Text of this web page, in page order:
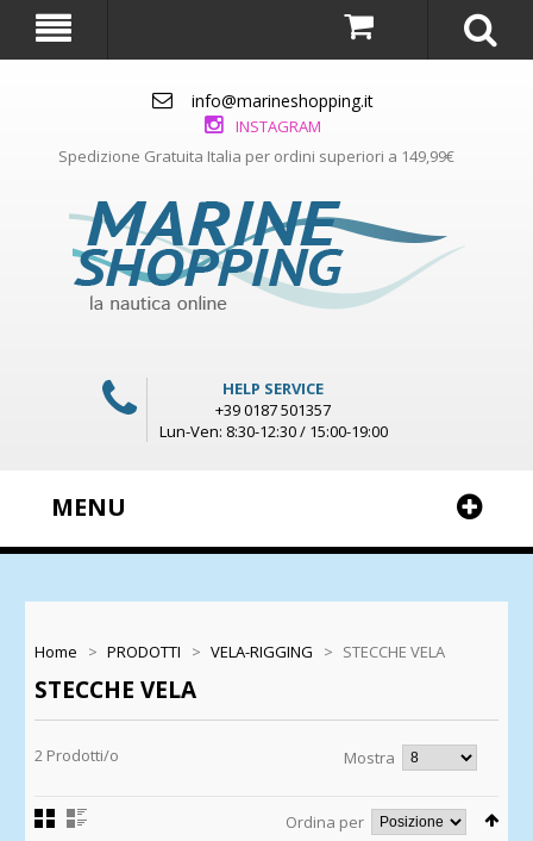
info@marineshopping.it
INSTAGRAM
Spedizione Gratuita Italia per ordini superiori a 149,99€
HELP SERVICE
+39 0187 501357
Lun-Ven: 8:30-12:30 / 15:00-19:00
MENU
Home > PRODOTTI > VELA-RIGGING > STECCHE VELA
STECCHE VELA
2 Prodotti/o Mostra
Ordina per